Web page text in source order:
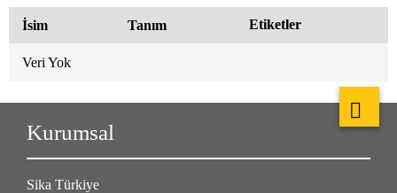
İsim Tanım Etiketler
Veri Yok
Kurumsal
Sika Türkiye